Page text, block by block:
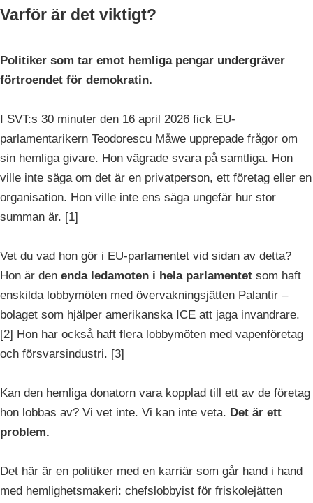
Varför är det viktigt?
Politiker som tar emot hemliga pengar undergräver
förtroendet för demokratin.
I SVT:s 30 minuter den 16 april 2026 fick EU-
parlamentarikern Teodorescu Måwe upprepade frågor om
sin hemliga givare. Hon vägrade svara på samtliga. Hon
ville inte säga om det är en privatperson, ett företag eller en
organisation. Hon ville inte ens säga ungefär hur stor
summan är. [1]
Vet du vad hon gör i EU-parlamentet vid sidan av detta?
Hon är den enda ledamoten i hela parlamentet som haft
enskilda lobbymöten med övervakningsjätten Palantir –
bolaget som hjälper amerikanska ICE att jaga invandrare.
[2] Hon har också haft flera lobbymöten med vapenföretag
och försvarsindustri. [3]
Kan den hemliga donatorn vara kopplad till ett av de företag
hon lobbas av? Vi vet inte. Vi kan inte veta. Det är ett
problem.
Det här är en politiker med en karriär som går hand i hand
med hemlighetsmakeri: chefslobbyist för friskolejätten